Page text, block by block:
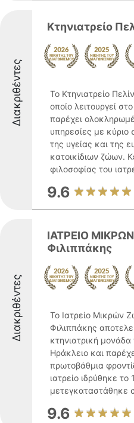
Διακριθέντες
Κτηνιατρείο
Το Κτηνιατρείο
οποίο λειτουργεί
παρέχει
υπηρεσίες με κύριο
της υγείας και της
κατοικίδιων ζώων.
φιλοσοφίας του
9.6
Διακριθέντες
ΙΑΤΡΕΙΟ
Φιλιππάκης
Το Ιατρείο Μικρών
Φιλιππάκης
κτηνιατρική
Ηράκλειο και
πρωτοβάθμια
ιατρείο ιδρύθηκε το
μετεγκαταστάθηκε
9.6